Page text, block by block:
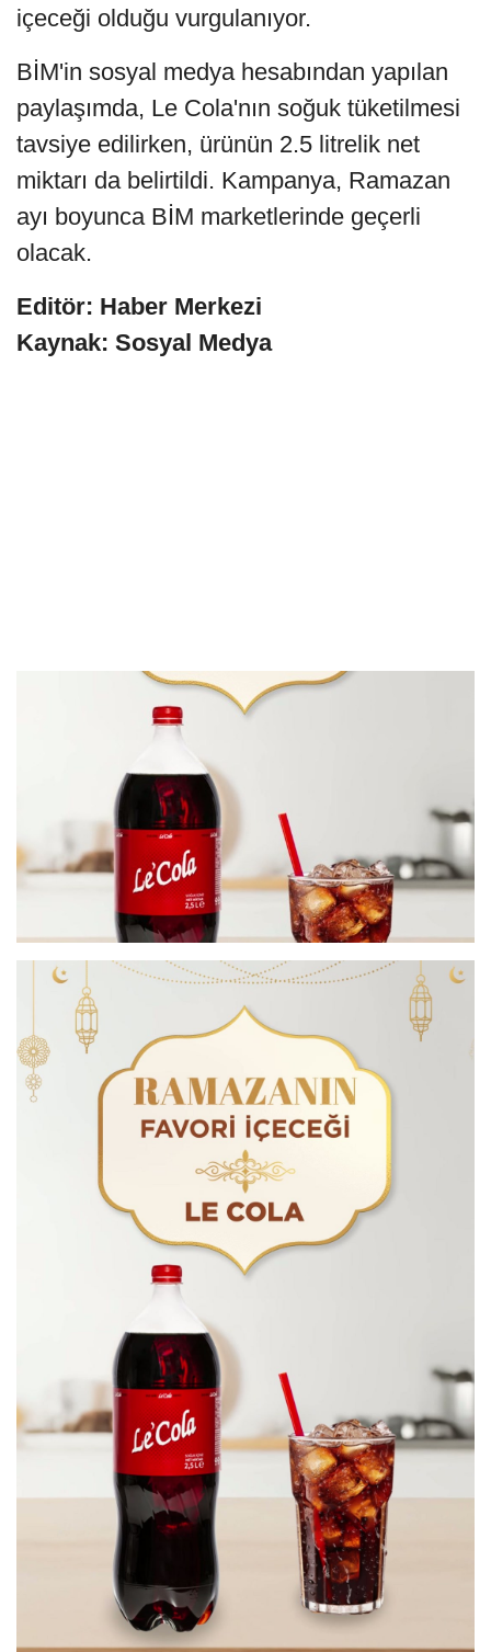
içeceği olduğu vurgulanıyor.
BİM'in sosyal medya hesabından yapılan
paylaşımda, Le Cola'nın soğuk tüketilmesi
tavsiye edilirken, ürünün 2.5 litrelik net
miktarı da belirtildi. Kampanya, Ramazan
ayı boyunca BİM marketlerinde geçerli
olacak.
Editör: Haber Merkezi
Kaynak: Sosyal Medya